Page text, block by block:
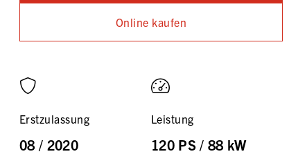
Online kaufen
Erstzulassung
08 / 2020
Leistung
120 PS / 88 kW